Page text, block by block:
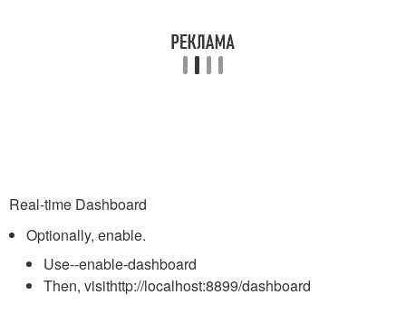
Real-time Dashboard
Optionally, enable.
Use--enable-dashboard
Then, visithttp://localhost:8899/dashboard